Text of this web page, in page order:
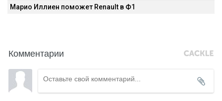
Марио Иллиен поможет Renault в Ф1
Комментарии